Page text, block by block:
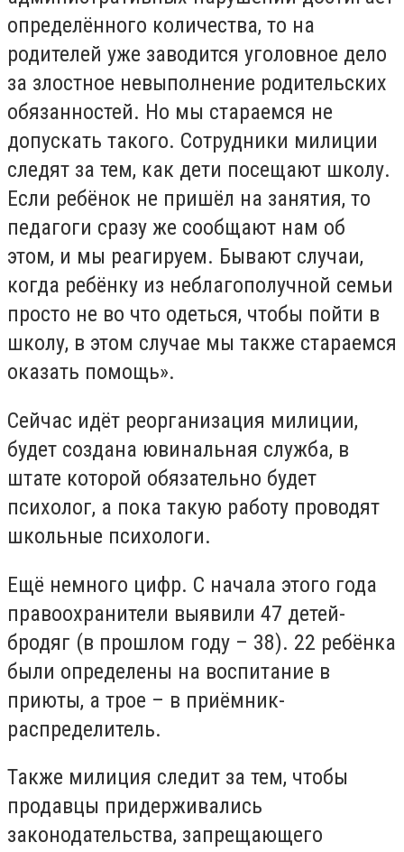
определённого количества, то на
родителей уже заводится уголовное дело
за злостное невыполнение родительских
обязанностей. Но мы стараемся не
допускать такого. Сотрудники милиции
следят за тем, как дети посещают школу.
Если ребёнок не пришёл на занятия, то
педагоги сразу же сообщают нам об
этом, и мы реагируем. Бывают случаи,
когда ребёнку из неблагополучной семьи
просто не во что одеться, чтобы пойти в
школу, в этом случае мы также стараемся
оказать помощь».
Сейчас идёт реорганизация милиции,
будет создана ювинальная служба, в
штате которой обязательно будет
психолог, а пока такую работу проводят
школьные психологи.
Ещё немного цифр. С начала этого года
правоохранители выявили 47 детей-
бродяг (в прошлом году – 38). 22 ребёнка
были определены на воспитание в
приюты, а трое – в приёмник-
распределитель.
Также милиция следит за тем, чтобы
продавцы придерживались
законодательства, запрещающего